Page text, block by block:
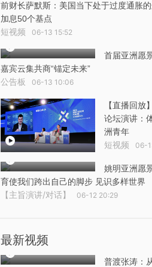
前财长萨默斯：美国当下处于过度通胀
加息50个基点
短视频 06-13 15:52
首届亚洲愿
嘉宾云集共商“锚定未来”
公告板 06-13 10:06
【直播回放
论坛演讲：
洲青年
短视频 06-
姚明亚洲愿
育使我们跨出自己的脚步 见识多样世界
【主旨演讲/对话】 06-12 20:29
最新视频
普渡张涛：